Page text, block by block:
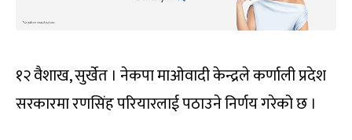
१२ वैशाख, सुर्खेत । नेकपा माओवादी केन्द्रले कर्णाली प्रदेश
सरकारमा रणसिंह परियारलाई पठाउने निर्णय गरेको छ ।